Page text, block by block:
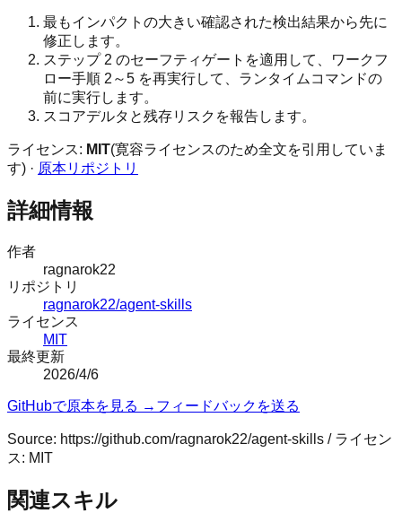
最もインパクトの大きい確認された検出結果から先に
修正します。
ステップ 2 のセーフティゲートを適用して、ワークフ
ロー手順 2～5 を再実行して、ランタイムコマンドの
前に実行します。
スコアデルタと残存リスクを報告します。
ライセンス: MIT(寛容ライセンスのため全文を引用していま
す) · 原本リポジトリ
詳細情報
作者
ragnarok22
リポジトリ
ragnarok22/agent-skills
ライセンス
MIT
最終更新
2026/4/6
GitHubで原本を見る → フィードバックを送る
Source: https://github.com/ragnarok22/agent-skills / ライセン
ス: MIT
関連スキル